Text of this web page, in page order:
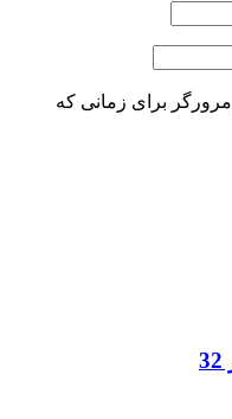
برای زمانی که